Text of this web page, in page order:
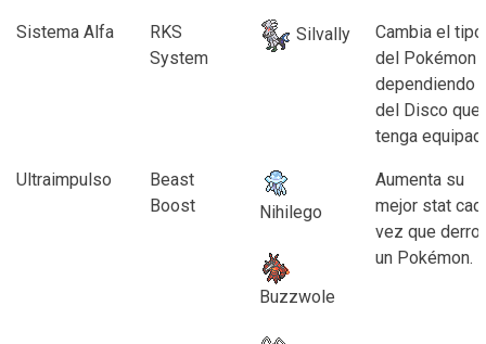
Sistema Alfa
RKS
System
Silvally
Cambia el tipo
del Pokémon
dependiendo
del Disco que
tenga
Ultraimpulso
Beast
Boost
Nihilego
Buzzwole
Aumenta su
mejor stat
vez que
un Pokémon.